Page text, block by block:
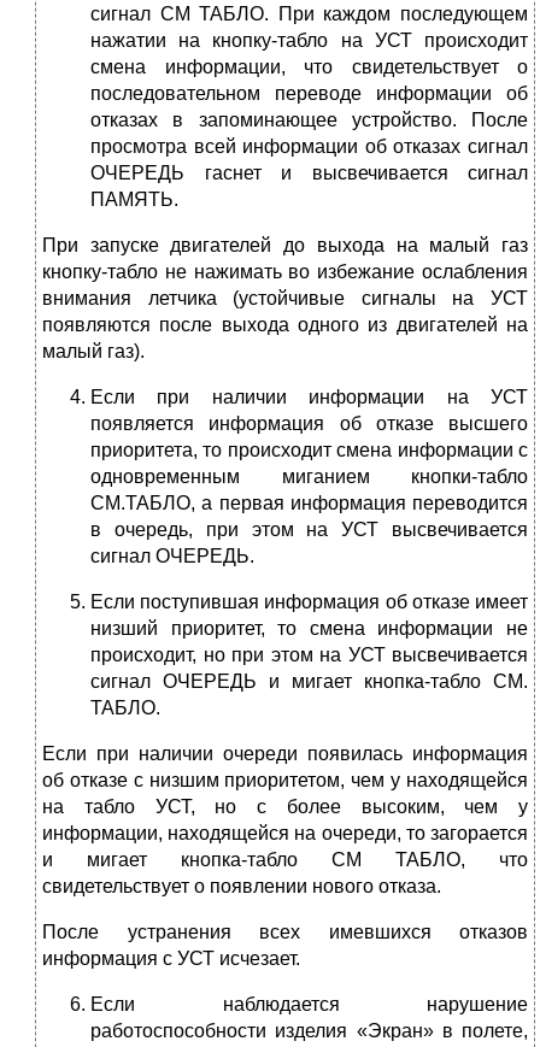
сигнал СМ ТАБЛО. При каждом последующем
нажатии на кнопку-табло на УСТ происходит
смена информации, что свидетельствует о
последовательном переводе информации об
отказах в запоминающее устройство. После
просмотра всей информации об отказах сигнал
ОЧЕРЕДЬ гаснет и высвечивается сигнал
ПАМЯТЬ.
При запуске двигателей до выхода на малый газ
кнопку-табло не нажимать во избежание ослабления
внимания летчика (устойчивые сигналы на УСТ
появляются после выхода одного из двигателей на
малый газ).
Если при наличии информации на УСТ
появляется информация об отказе высшего
приоритета, то происходит смена информации с
одновременным миганием кнопки-табло
СМ.ТАБЛО, а первая информация переводится
в очередь, при этом на УСТ высвечивается
сигнал ОЧЕРЕДЬ.
Если поступившая информация об отказе имеет
низший приоритет, то смена информации не
происходит, но при этом на УСТ высвечивается
сигнал ОЧЕРЕДЬ и мигает кнопка-табло СМ.
ТАБЛО.
Если при наличии очереди появилась информация
об отказе с низшим приоритетом, чем у находящейся
на табло УСТ, но с более высоким, чем у
информации, находящейся на очереди, то загорается
и мигает кнопка-табло СМ ТАБЛО, что
свидетельствует о появлении нового отказа.
После устранения всех имевшихся отказов
информация с УСТ исчезает.
Если наблюдается нарушение
работоспособности изделия «Экран» в полете,